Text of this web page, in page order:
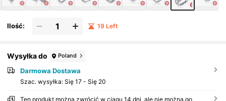
Ilość: 19 Left
Wysyłka do Poland
Darmowa Dostawa
Szac. wysyłka: Się 17 - Się 20
Ten produkt można zwrócić w ciągu 14 dni, ale nie można go